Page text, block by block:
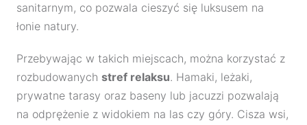
sanitarnym, co pozwala cieszyć się luksusem na
łonie natury.
Przebywając w takich miejscach, można korzystać z
rozbudowanych stref relaksu. Hamaki, leżaki,
prywatne tarasy oraz baseny lub jacuzzi pozwalają
na odprężenie z widokiem na las czy góry. Cisza wsi,